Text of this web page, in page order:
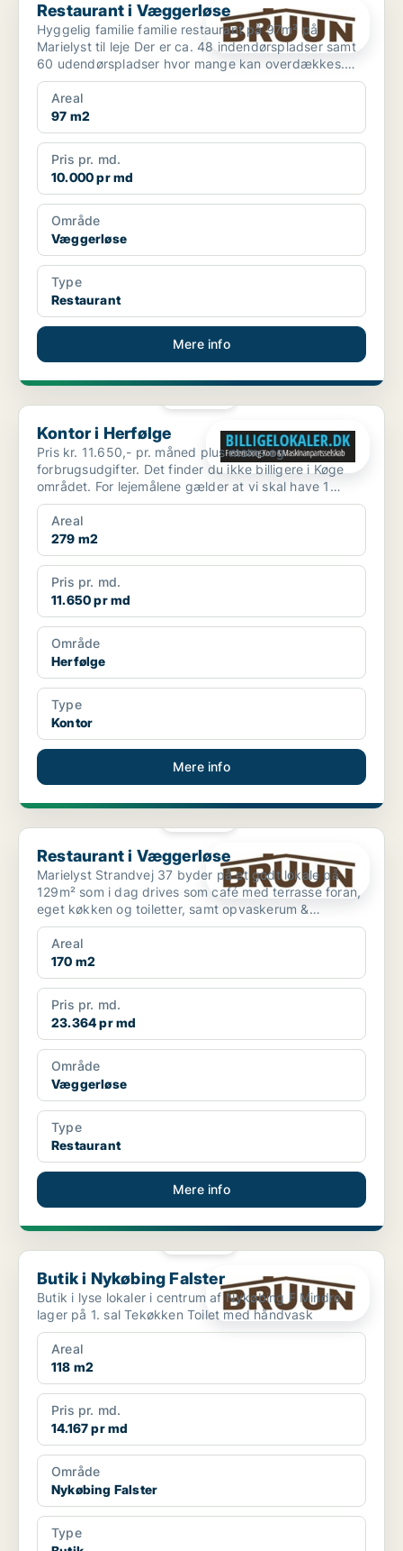
Restaurant i Væggerløse
Hyggelig familie familie restaurant på 97m² på
Marielyst til leje Der er ca. 48 indendørspladser samt
60 udendørspladser hvor mange kan overdækkes.
Ejendo...
Areal
97 m2
Pris pr. md.
10.000 pr md
Område
Væggerløse
Type
Restaurant
Mere info
Kontor i Herfølge
Kontor i Herfølge
Pris kr. 11.650,- pr. måned plus moms og
forbrugsudgifter. Det finder du ikke billigere i Køge
området. For lejemålene gælder at vi skal have 1
måneds foru...
Areal
279 m2
Pris pr. md.
11.650 pr md
Område
Herfølge
Type
Kontor
Mere info
Restaurant i Væggerløse
Restaurant i Væggerløse
Marielyst Strandvej 37 byder på et godt lokale på
129m² som i dag drives som café med terrasse foran,
eget køkken og toiletter, samt opvaskerum &
lagerplads....
Areal
170 m2
Pris pr. md.
23.364 pr md
Område
Væggerløse
Type
Restaurant
Mere info
Butik i Nykøbing Falster
Butik i Nykøbing Falster
Butik i lyse lokaler i centrum af Nykøbing F Mindre
lager på 1. sal Tekøkken Toilet med håndvask
Areal
118 m2
Pris pr. md.
14.167 pr md
Område
Nykøbing Falster
Type